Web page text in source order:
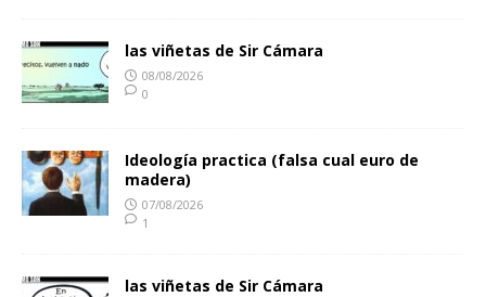
las viñetas de Sir Cámara
08/08/2026
0
Ideología practica (falsa cual euro de
madera)
07/08/2026
1
las viñetas de Sir Cámara